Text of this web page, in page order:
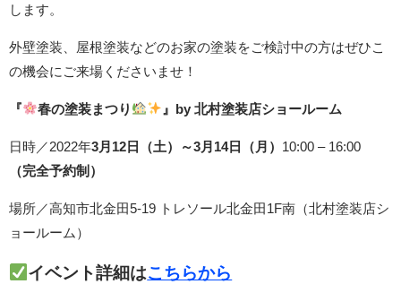
します。
外壁塗装、屋根塗装などのお家の塗装をご検討中の方はぜひこ
の機会にご来場くださいませ！
『 春の塗装まつり 』by 北村塗装店ショールーム
日時／2022年3月12日（土）～3月14日（月） 10:00 – 16:00
（完全予約制）
場所／高知市北金田5-19 トレソール北金田1F南（北村塗装店シ
ョールーム）
イベント詳細はこちらから